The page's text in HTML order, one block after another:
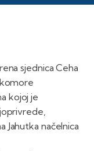
sjednica Ceha
kojoj je
Jahutka načelnica